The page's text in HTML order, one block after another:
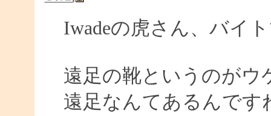
Iwadeの虎さん、バイ
遠足の靴というのがウ
遠足なんてあるんです